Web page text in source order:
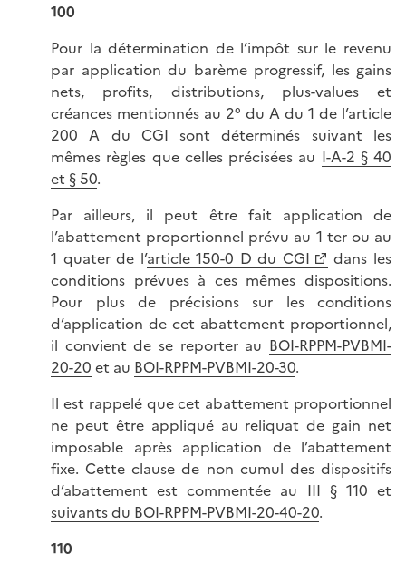
100
Pour la détermination de l’impôt sur le revenu
par application du barème progressif, les gains
nets, profits, distributions, plus-values et
créances mentionnés au 2° du A du 1 de l’article
200 A du CGI sont déterminés suivant les
mêmes règles que celles précisées au I-A-2 § 40
et § 50.
Par ailleurs, il peut être fait application de
l’abattement proportionnel prévu au 1 ter ou au
1 quater de l’article 150-0 D du CGI
dans les
conditions prévues à ces mêmes dispositions.
Pour plus de précisions sur les conditions
d’application de cet abattement proportionnel,
il convient de se reporter au BOI-RPPM-PVBMI-
20-20 et au BOI-RPPM-PVBMI-20-30.
Il est rappelé que cet abattement proportionnel
ne peut être appliqué au reliquat de gain net
imposable après application de l’abattement
fixe. Cette clause de non cumul des dispositifs
d’abattement est commentée au III § 110 et
suivants du BOI-RPPM-PVBMI-20-40-20.
110